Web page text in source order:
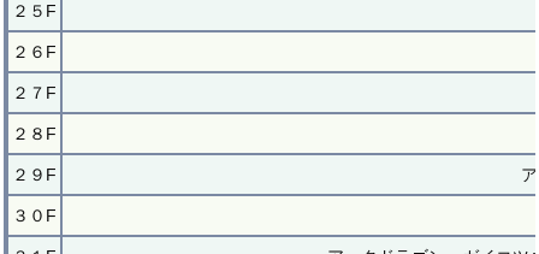
２５F
２６F
２７F
２８F
２９F
３０F